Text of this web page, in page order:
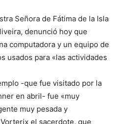
Señora de Fátima de la Isla
denunció hoy que
computadora y un equipo de
usados para «las actividades
-que fue visitado por la
en abril- fue «muy
muy pesada y
el sacerdote, que